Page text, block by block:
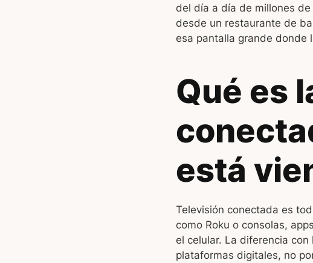
del día a día de millones
desde un restaurante de
esa pantalla grande donde
Qué es
está
Televisión conectada es
como Roku o consolas,
el celular. La diferencia
plataformas digitales, no